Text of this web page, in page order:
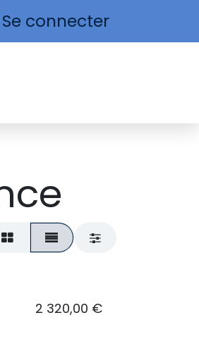
Se connecter
2 320,00 €